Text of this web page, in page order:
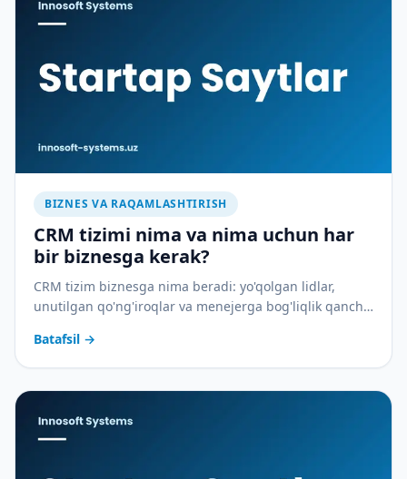
BIZNES VA RAQAMLASHTIRISH
CRM tizimi nima va nima uchun har
bir biznesga kerak?
CRM tizim biznesga nima beradi: yo'qolgan lidlar,
unutilgan qo'ng'iroqlar va menejerga bog'liqlik qancha
Batafsil →